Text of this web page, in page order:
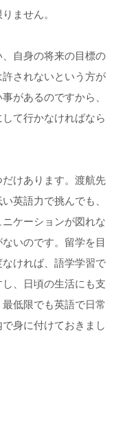
ません。
自身の将来の目標の
されないという方が
があるのですから、
て行かなければなら
けあります。渡航先
英語力で挑んでも、
ケーションが図れな
いのです。留学を目
ければ、語学学習で
、日頃の生活にも支
低限でも英語で日常
身に付けておきまし